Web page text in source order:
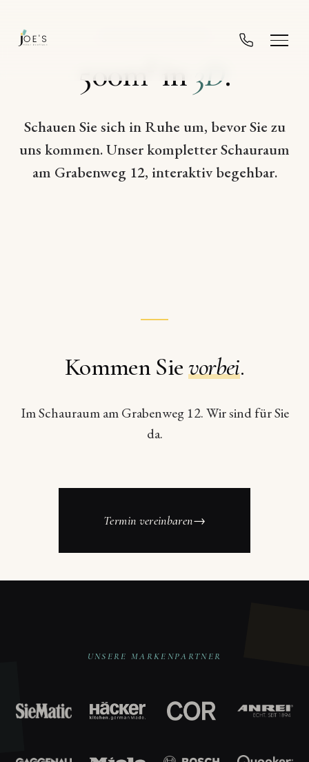
500m² in 3D.
Schauen Sie sich in Ruhe um, bevor Sie zu
uns kommen. Unser kompletter Schauraum
am Grabenweg 12, interaktiv begehbar.
Kommen Sievorbei.
Im Schauraum am Grabenweg 12. Wir sind für Sie
da.
Termin vereinbaren
UNSERE MARKENPARTNER